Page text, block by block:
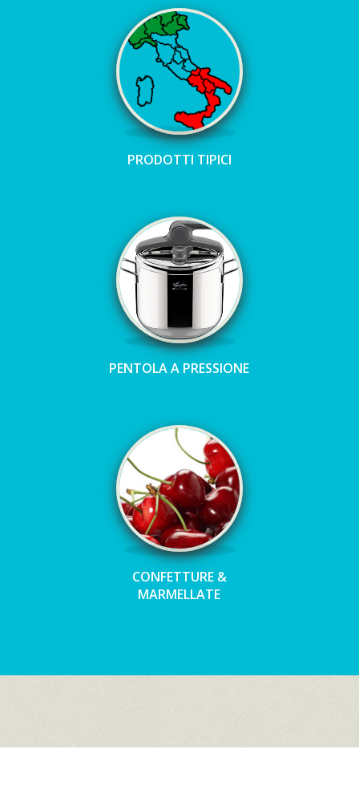
PRODOTTI TIPICI
PENTOLA A PRESSIONE
CONFETTURE &
MARMELLATE